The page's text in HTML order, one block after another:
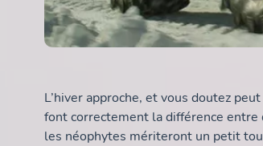
L’hiver approche, et vous doutez
font correctement la différence entre
les néophytes mériteront un petit